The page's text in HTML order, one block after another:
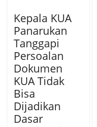
Kepala KUA
Panarukan
Tanggapi
Persoalan
Dokumen
KUA Tidak
Bisa
Dijadikan
Dasar